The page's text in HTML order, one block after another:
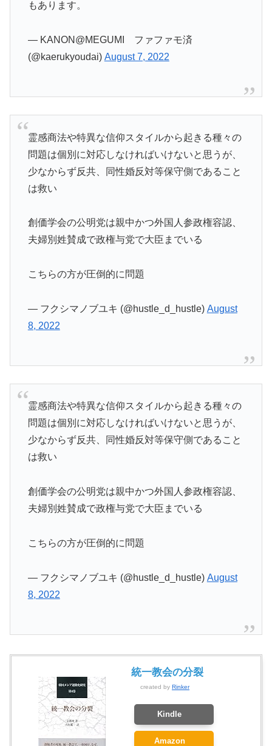
もあります。
— KANON@MEGUMI ファファモ済
(@kaerukyoudai) August 7, 2022
霊感商法や特異な信仰スタイルから起きる種々の
問題は個別に対応しなければいけないと思うが、
少なからず反共、同性婚反対等保守側であること
は救い
創価学会の公明党は親中かつ外国人参政権容認、
夫婦別姓賛成で政権与党で大臣までいる
こちらの方が圧倒的に問題
— フクシマノブユキ (@hustle_d_hustle) August
8, 2022
霊感商法や特異な信仰スタイルから起きる種々の
問題は個別に対応しなければいけないと思うが、
少なからず反共、同性婚反対等保守側であること
は救い
創価学会の公明党は親中かつ外国人参政権容認、
夫婦別姓賛成で政権与党で大臣までいる
こちらの方が圧倒的に問題
— フクシマノブユキ (@hustle_d_hustle) August
8, 2022
統一教会の分裂
created by Rinker
Kindle
Amazon